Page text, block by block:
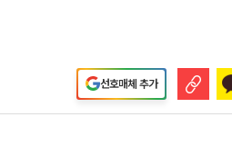
선호매체 추가